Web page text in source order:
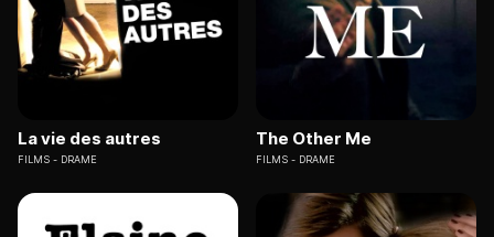
La vie des autres
FILMS DRAME
The Other Me
FILMS DRAME